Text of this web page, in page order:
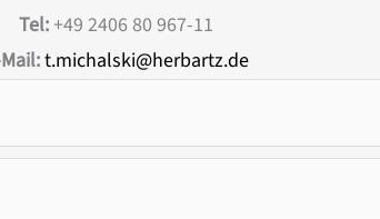
Tel:+49 2406 80 967-11
t.michalski@herbartz.de